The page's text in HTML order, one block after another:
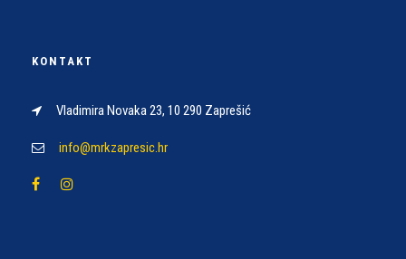
KONTAKT
Vladimira Novaka 23, 10 290 Zaprešić
info@mrkzapresic.hr